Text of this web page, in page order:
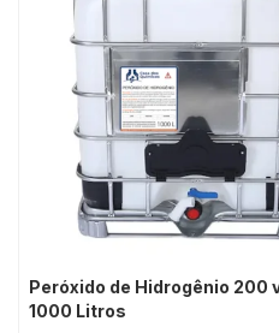
Peróxido de Hidrogênio 200
1000 Litros